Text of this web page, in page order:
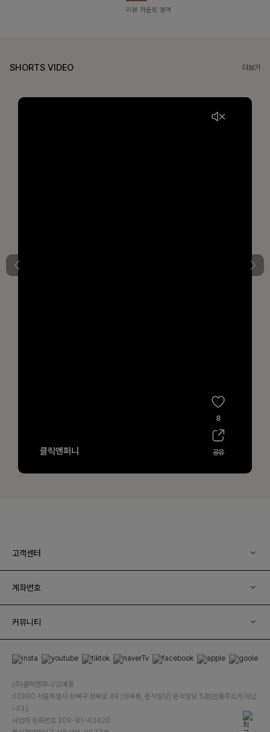
리뷰 카운트 영역
SHORTS VIDEO 더보기
고객센터
계좌번호
커뮤니티
(주)클릭앤퍼니/김예중
02880 서울특별시 성북구 성북로 49 (성북동, 운석빌딩) 운석빌딩 5층(반품주소가 아닙
니다.)
사업자 등록번호 209-81-43420